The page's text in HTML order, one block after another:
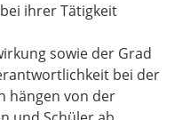
ihrer Tätigkeit
sowie der Grad
bei der
hängen von der